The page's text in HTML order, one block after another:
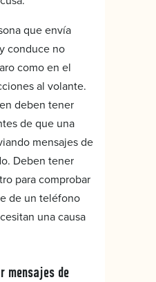
que envía
conduce no
como en el
al volante.
deben tener
de que una
mensajes de
Deben tener
para comprobar
de un teléfono
una causa
mensajes de